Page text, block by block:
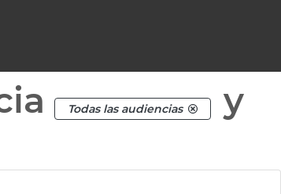
Todas las audiencias
y